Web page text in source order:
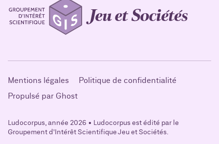
Mentions légales
Politique de confidentialité
Propulsé par Ghost
Ludocorpus, année 2026 • Ludocorpus est édité par le
Groupement d'Intérêt Scientifique Jeu et Sociétés.